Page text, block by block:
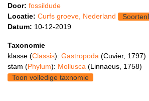
Door: fossildude
Locatie: Curfs groeve, Nederland
Datum: 10-12-2019
Taxonomie
klasse (Classis): Gastropoda (Cuvier, 1797)
stam (Phylum): Mollusca (Linnaeus, 1758)
Toon volledige taxnomie